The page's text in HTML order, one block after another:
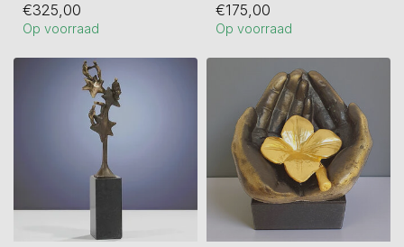
gestoken.
Lux...
€325,00
Op voorraad
€175,00
Op voorraad